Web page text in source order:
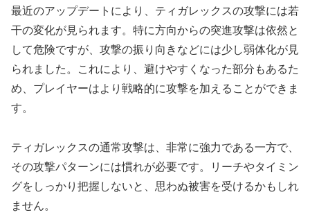
最近のアップデートにより、ティガレックスの攻撃には若
干の変化が見られます。特に方向からの突進攻撃は依然と
して危険ですが、攻撃の振り向きなどには少し弱体化が見
られました。これにより、避けやすくなった部分もあるた
め、プレイヤーはより戦略的に攻撃を加えることができま
す。
ティガレックスの通常攻撃は、非常に強力である一方で、
その攻撃パターンには慣れが必要です。リーチやタイミン
グをしっかり把握しないと、思わぬ被害を受けるかもしれ
ません。